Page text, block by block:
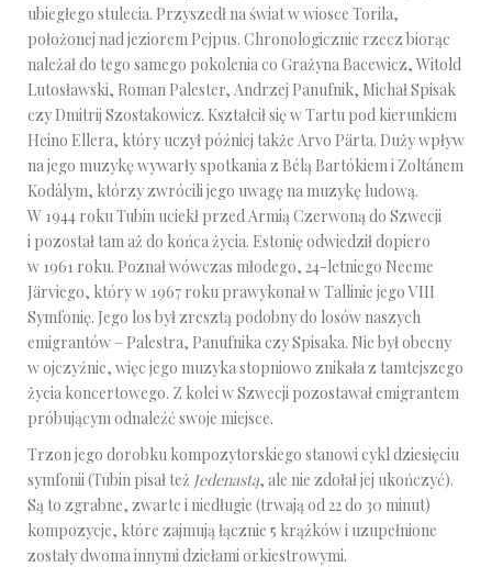
ubiegłego stulecia. Przyszedł na świat w wiosce Torila,
położonej nad jeziorem Pejpus. Chronologicznie rzecz biorąc
należał do tego samego pokolenia co Grażyna Bacewicz, Witold
Lutosławski, Roman Palester, Andrzej Panufnik, Michał Spisak
czy Dmitrij Szostakowicz. Kształcił się w Tartu pod kierunkiem
Heino Ellera, który uczył później także Arvo Pärta. Duży wpływ
na jego muzykę wywarły spotkania z Bélą Bartókiem i Zoltánem
Kodálym, którzy zwrócili jego uwagę na muzykę ludową.
W 1944 roku Tubin uciekł przed Armią Czerwoną do Szwecji
i pozostał tam aż do końca życia. Estonię odwiedził dopiero
w 1961 roku. Poznał wówczas młodego, 24-letniego Neeme
Järviego, który w 1967 roku prawykonał w Tallinie jego VIII
Symfonię. Jego los był zresztą podobny do losów naszych
emigrantów – Palestra, Panufnika czy Spisaka. Nie był obecny
w ojczyźnie, więc jego muzyka stopniowo znikała z tamtejszego
życia koncertowego. Z kolei w Szwecji pozostawał emigrantem
próbującym odnaleźć swoje miejsce.
Trzon jego dorobku kompozytorskiego stanowi cykl dziesięciu
symfonii (Tubin pisał też Jedenastą, ale nie zdołał jej ukończyć).
Są to zgrabne, zwarte i niedługie (trwają od 22 do 30 minut)
kompozycje, które zajmują łącznie 5 krążków i uzupełnione
zostały dwoma innymi dziełami orkiestrowymi.